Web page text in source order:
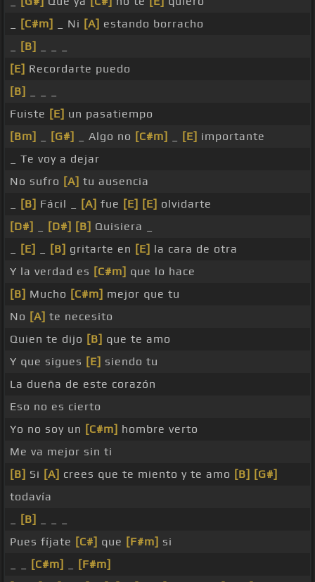
[C#m] _ Ni [A] estando borracho
[B]
[E] Recordarte puedo
[B]
Fuiste [E] un pasatiempo
[Bm]
[G#] _ Algo no [C#m] [E] importante
_ Te voy a dejar
No sufro [A] tu ausencia
[B] Fácil _ [A] fue [E] [E] olvidarte
[D#]
[D#] [B] Quisiera _
[E] [B] gritarte en [E] la cara de otra
Y la verdad es [C#m] que lo hace
[B] Mucho [C#m] mejor que tu
No [A] te necesito
Quien te dijo [B] que te amo
Y que sigues [E] siendo tu
La dueña de este corazón
Eso no es cierto
Yo no soy un [C#m] hombre verto
Me va mejor sin ti
[B] Si [A] crees que te miento y te amo [B] [G#]
todavía
[B]
Pues fíjate [C#] que [F#m] si
[C#m]
[F#m]